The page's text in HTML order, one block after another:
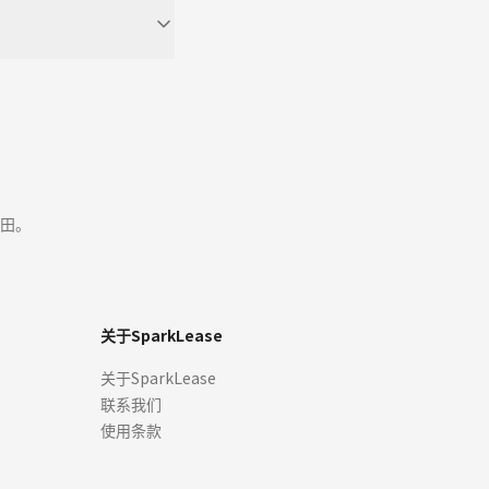
。
关于SparkLease
关于SparkLease
联系我们
使用条款